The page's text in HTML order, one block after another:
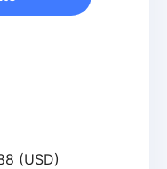
(USD)